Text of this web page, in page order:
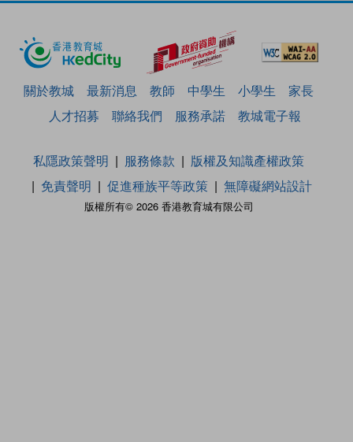
關於教城 最新消息 教師 中學生 小學生
家長
人才招募
聯絡我們 服務承諾 教城電子報
版權所有© 2026 香港教育城有限公司
私隱政策聲明 服務條款
版權及知識產權政策
免責聲明
促進種族平等政策 無障礙網站設計